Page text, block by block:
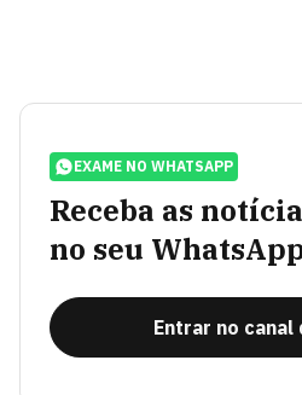
EXAME NO WHATSAPP
Receba as
no seu
Entrar no canal